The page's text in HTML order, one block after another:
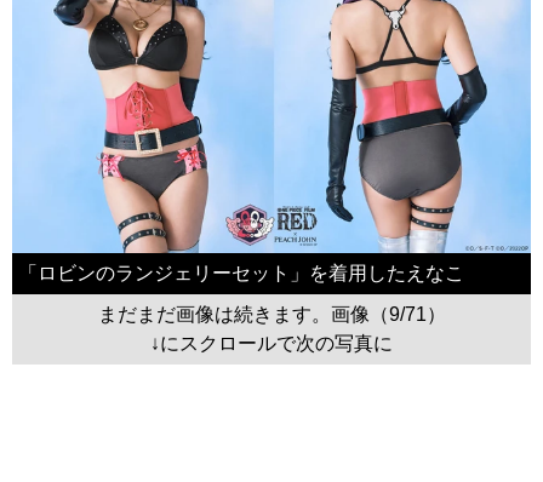
「ロビンのランジェリーセット」を着用したえなこ
まだまだ画像は続きます。画像（9/71）
↓にスクロールで次の写真に